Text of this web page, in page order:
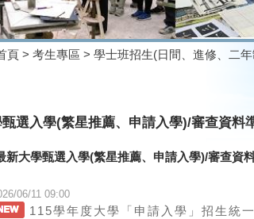
頁 > 考生專區 > 學士班招生(日間、進修、二
甄選入學(繁星推薦、申請入學)/審查資料
新大學甄選入學(繁星推薦、申請入學)/審查資
06/11 09:00
115學年度大學「申請入學」招生統